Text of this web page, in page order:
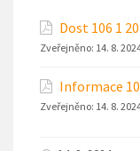
Dost 106 1
Zveřejněno: 14. 8.
Informace
Zveřejněno: 14. 8.